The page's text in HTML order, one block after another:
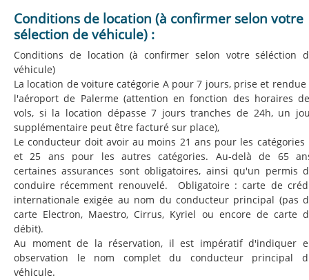
Conditions de location (à confirmer selon votre
sélection de véhicule) :
Conditions de location (à confirmer selon votre séléction
véhicule)
La location de voiture catégorie A pour 7 jours, prise et rendue
l'aéroport de Palerme (attention en fonction des horaires
vols, si la location dépasse 7 jours tranches de 24h, un
supplémentaire peut être facturé sur place),
Le conducteur doit avoir au moins 21 ans pour les catégories
et 25 ans pour les autres catégories. Au-delà de 65
certaines assurances sont obligatoires, ainsi qu'un permis
conduire récemment renouvelé. Obligatoire : carte de
internationale exigée au nom du conducteur principal (pas
carte Electron, Maestro, Cirrus, Kyriel ou encore de carte
débit).
Au moment de la réservation, il est impératif d'indiquer
observation le nom complet du conducteur principal
véhicule.